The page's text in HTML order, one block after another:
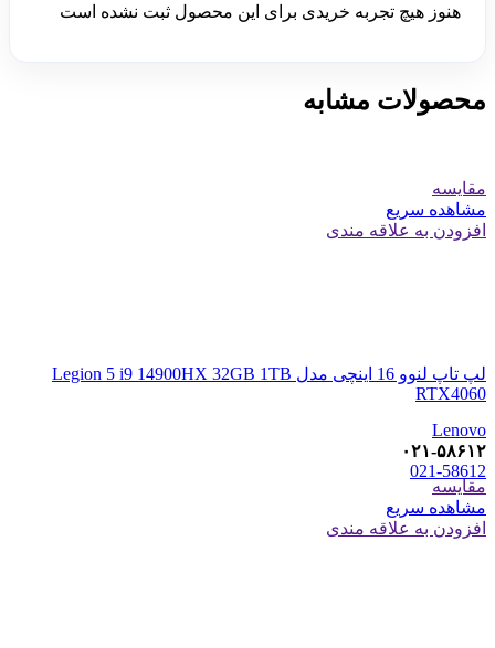
هنوز هیچ تجربه خریدی برای این محصول ثبت نشده است
محصولات مشابه
مقایسه
مشاهده سریع
افزودن به علاقه مندی
لپ تاپ لنوو 16 اینچی مدل Legion 5 i9 14900HX 32GB 1TB
RTX4060
Lenovo
۰۲۱-۵۸۶۱۲
021-58612
مقایسه
مشاهده سریع
افزودن به علاقه مندی